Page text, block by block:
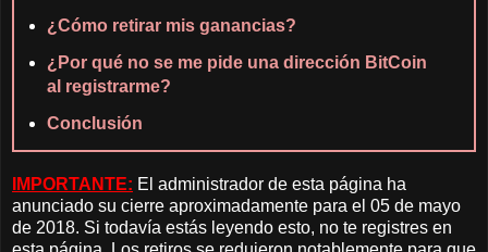
¿Cómo retirar mis ganancias?
¿Por qué no se me pide una dirección BitCoin
al registrarme?
Conclusión
IMPORTANTE: El administrador de esta página ha
anunciado su cierre aproximadamente para el 05 de mayo
de 2018. Si todavía estás leyendo esto, no te registres en